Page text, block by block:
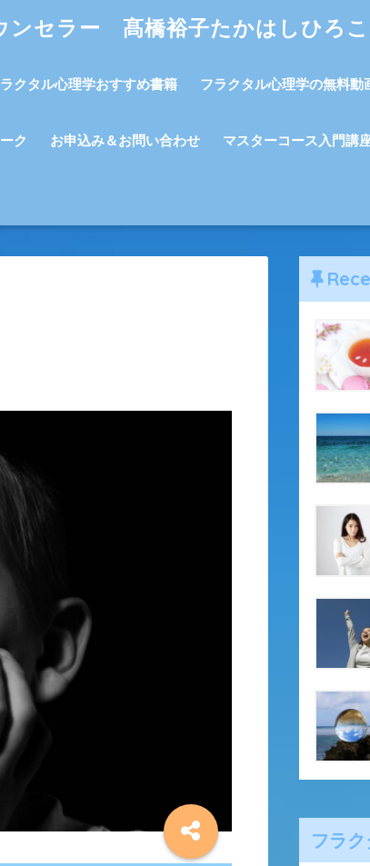
ンセラー 髙橋裕子たかはしひろこ
クタル心理学おすすめ書籍 フラクタル心理学の無料動
ク お申込み＆お問い合わせ マスターコース入門講
フラ